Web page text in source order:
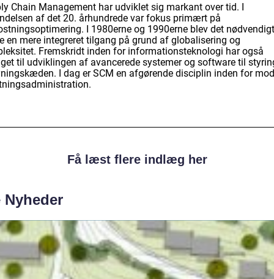
Chain Management har udviklet sig markant over tid. I
af det 20. århundrede var fokus primært på
I 1980erne og 1990erne blev det
en mere integreret tilgang på grund af globalisering og
Fremskridt inden for informationsteknologi har også
til udviklingen af avancerede systemer og software til
I dag er SCM en afgørende disciplin inden for
Få læst flere indlæg her
Nyheder